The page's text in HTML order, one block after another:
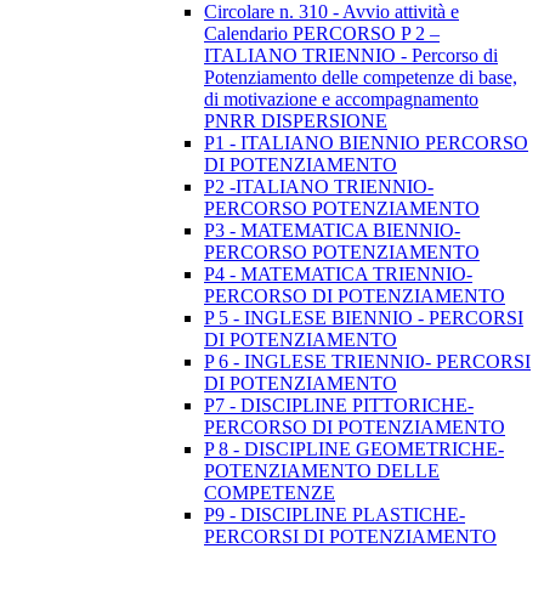
Circolare n. 310 - Avvio attività e
Calendario PERCORSO P 2 –
ITALIANO TRIENNIO - Percorso di
Potenziamento delle competenze di base,
di motivazione e accompagnamento
PNRR DISPERSIONE
P1 - ITALIANO BIENNIO PERCORSO
DI POTENZIAMENTO
P2 -ITALIANO TRIENNIO-
PERCORSO POTENZIAMENTO
P3 - MATEMATICA BIENNIO-
PERCORSO POTENZIAMENTO
P4 - MATEMATICA TRIENNIO-
PERCORSO DI POTENZIAMENTO
P 5 - INGLESE BIENNIO - PERCORSI
DI POTENZIAMENTO
P 6 - INGLESE TRIENNIO- PERCORSI
DI POTENZIAMENTO
P7 - DISCIPLINE PITTORICHE-
PERCORSO DI POTENZIAMENTO
P 8 - DISCIPLINE GEOMETRICHE-
POTENZIAMENTO DELLE
COMPETENZE
P9 - DISCIPLINE PLASTICHE-
PERCORSI DI POTENZIAMENTO